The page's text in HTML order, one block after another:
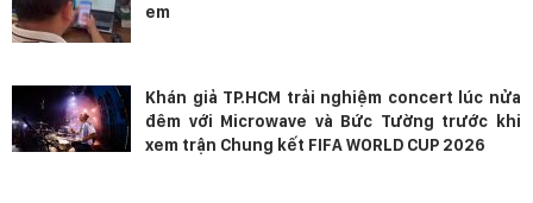
em
Khán giả TP.HCM trải nghiệm concert lúc nửa
đêm với Microwave và Bức Tường trước khi
xem trận Chung kết FIFA WORLD CUP 2026